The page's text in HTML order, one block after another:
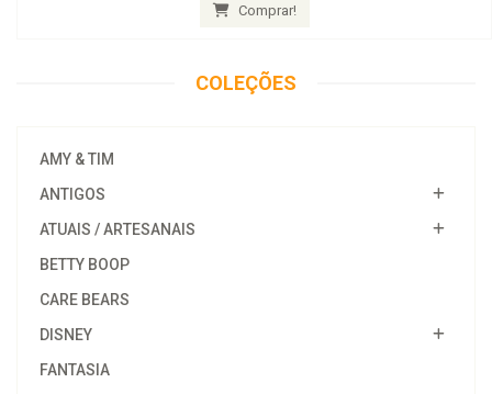
Comprar!
COLEÇÕES
AMY & TIM
ANTIGOS
ATUAIS / ARTESANAIS
BETTY BOOP
CARE BEARS
DISNEY
FANTASIA